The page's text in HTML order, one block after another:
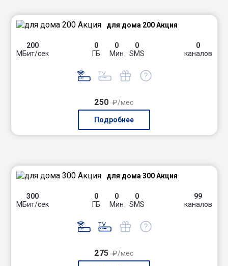
для дома 200 Акция
200
МБит/сек
0
ГБ
0
Мин
0
SMS
0
каналов
250 ₽/мес
Подробнее
для дома 300 Акция
300
МБит/сек
0
ГБ
0
Мин
0
SMS
99
каналов
275 ₽/мес